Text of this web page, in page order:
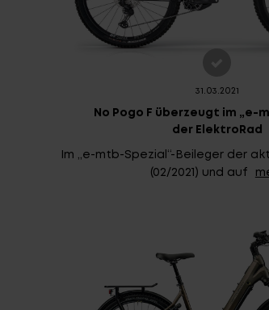
31.03.2021
No Pogo F überzeugt im „e-
der ElektroRad
Im „e-mtb-Spezial“-Beileger der
(02/2021) und auf